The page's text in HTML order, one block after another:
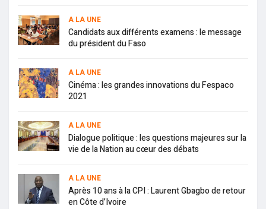
A LA UNE
Candidats aux différents examens : le message
du président du Faso
A LA UNE
Cinéma : les grandes innovations du Fespaco
2021
A LA UNE
Dialogue politique : les questions majeures sur la
vie de la Nation au cœur des débats
A LA UNE
Après 10 ans à la CPI : Laurent Gbagbo de retour
en Côte d’Ivoire